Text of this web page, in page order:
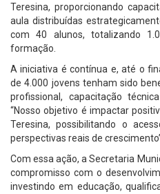
Teresina, proporcionando
aula distribuídas
com 40 alunos, totalizando
formação.
A iniciativa é contínua e, até o
de 4.000 jovens tenham sido
profissional, capacitação
“Nosso objetivo é impactar
Teresina, possibilitando o
perspectivas reais de
Com essa ação, a Secretaria
compromisso com o
investindo em educação,